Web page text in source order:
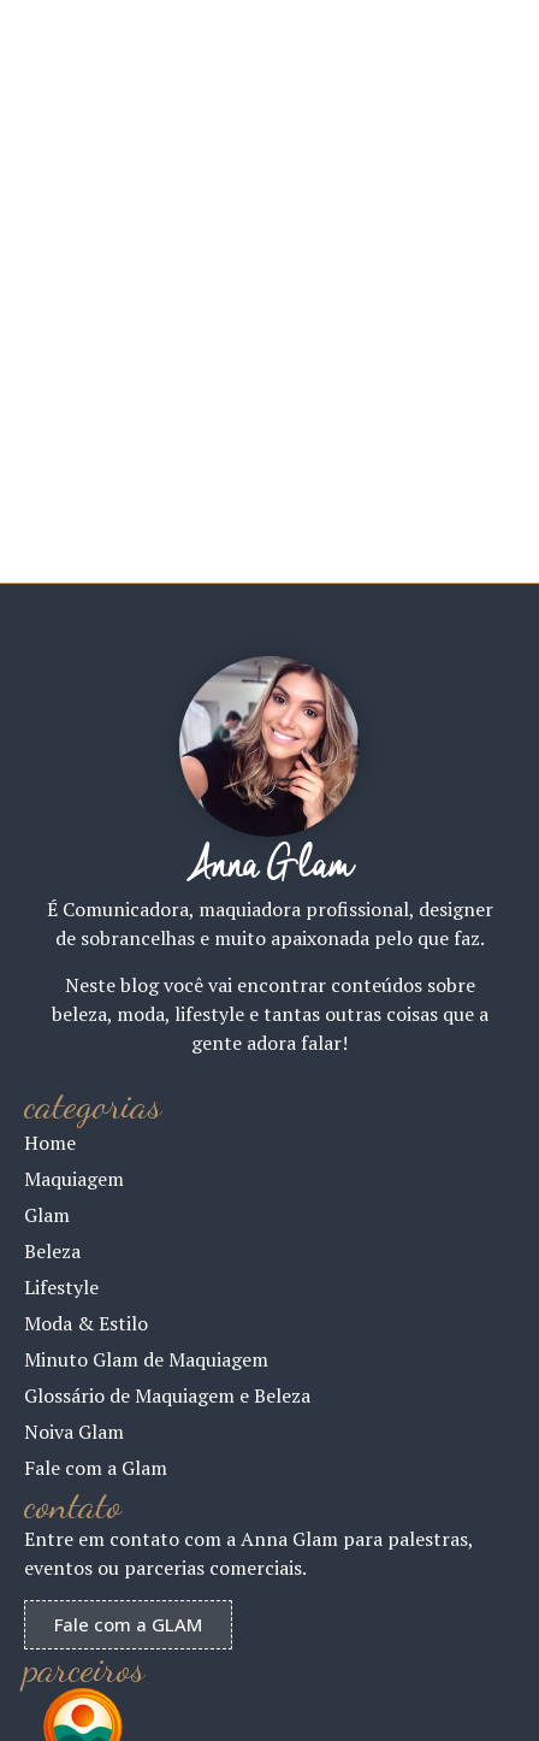
Anna Glam
É Comunicadora, maquiadora profissional, designer
de sobrancelhas e muito apaixonada pelo que faz.
Neste blog você vai encontrar conteúdos sobre
beleza, moda, lifestyle e tantas outras coisas que a
gente adora falar!
categorias
Home
Maquiagem
Glam
Beleza
Lifestyle
Moda & Estilo
Minuto Glam de Maquiagem
Glossário de Maquiagem e Beleza
Noiva Glam
Fale com a Glam
contato
Entre em contato com a Anna Glam para palestras,
eventos ou parcerias comerciais.
Fale com a GLAM
parceiros